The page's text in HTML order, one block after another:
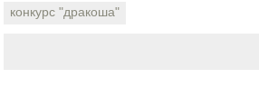
конкурс "дракоша"